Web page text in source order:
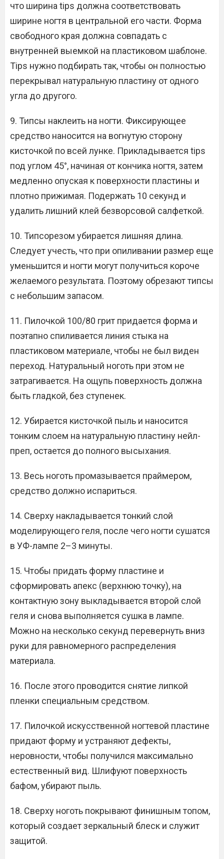
что ширина tips должна соответствовать
ширине ногтя в центральной его части. Форма
свободного края должна совпадать с
внутренней выемкой на пластиковом шаблоне.
Tips нужно подбирать так, чтобы он полностью
перекрывал натуральную пластину от одного
угла до другого.
9. Типсы наклеить на ногти. Фиксирующее
средство наносится на вогнутую сторону
кисточкой по всей лунке. Прикладывается tips
под углом 45°, начиная от кончика ногтя, затем
медленно опуская к поверхности пластины и
плотно прижимая. Подержать 10 секунд и
удалить лишний клей безворсовой салфеткой.
10. Типсорезом убирается лишняя длина.
Следует учесть, что при опиливании размер еще
уменьшится и ногти могут получиться короче
желаемого результата. Поэтому обрезают типсы
с небольшим запасом.
11. Пилочкой 100/80 грит придается форма и
поэтапно спиливается линия стыка на
пластиковом материале, чтобы не был виден
переход. Натуральный ноготь при этом не
затрагивается. На ощупь поверхность должна
быть гладкой, без ступенек.
12. Убирается кисточкой пыль и наносится
тонким слоем на натуральную пластину нейл-
преп, остается до полного высыхания.
13. Весь ноготь промазывается праймером,
средство должно испариться.
14. Сверху накладывается тонкий слой
моделирующего геля, после чего ногти сушатся
в УФ-лампе 2–3 минуты.
15. Чтобы придать форму пластине и
сформировать апекс (верхнюю точку), на
контактную зону выкладывается второй слой
геля и снова выполняется сушка в лампе.
Можно на несколько секунд перевернуть вниз
руки для равномерного распределения
материала.
16. После этого проводится снятие липкой
пленки специальным средством.
17. Пилочкой искусственной ногтевой пластине
придают форму и устраняют дефекты,
неровности, чтобы получился максимально
естественный вид. Шлифуют поверхность
бафом, убирают пыль.
18. Сверху ноготь покрывают финишным топом,
который создает зеркальный блеск и служит
защитой.